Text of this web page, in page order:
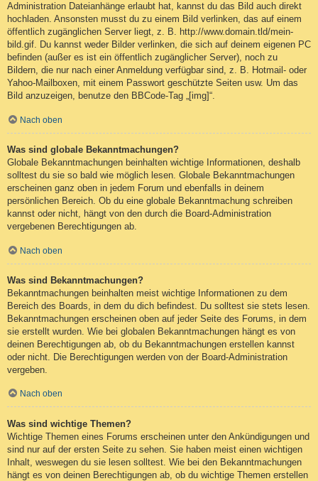
Administration Dateianhänge erlaubt hat, kannst du das Bild auch direkt
hochladen. Ansonsten musst du zu einem Bild verlinken, das auf einem
öffentlich zugänglichen Server liegt, z. B. http://www.domain.tld/mein-
bild.gif. Du kannst weder Bilder verlinken, die sich auf deinem eigenen PC
befinden (außer es ist ein öffentlich zugänglicher Server), noch zu
Bildern, die nur nach einer Anmeldung verfügbar sind, z. B. Hotmail- oder
Yahoo-Mailboxen, mit einem Passwort geschützte Seiten usw. Um das
Bild anzuzeigen, benutze den BBCode-Tag „[img]“.
Nach oben
Was sind globale Bekanntmachungen?
Globale Bekanntmachungen beinhalten wichtige Informationen, deshalb
solltest du sie so bald wie möglich lesen. Globale Bekanntmachungen
erscheinen ganz oben in jedem Forum und ebenfalls in deinem
persönlichen Bereich. Ob du eine globale Bekanntmachung schreiben
kannst oder nicht, hängt von den durch die Board-Administration
vergebenen Berechtigungen ab.
Nach oben
Was sind Bekanntmachungen?
Bekanntmachungen beinhalten meist wichtige Informationen zu dem
Bereich des Boards, in dem du dich befindest. Du solltest sie stets lesen.
Bekanntmachungen erscheinen oben auf jeder Seite des Forums, in dem
sie erstellt wurden. Wie bei globalen Bekanntmachungen hängt es von
deinen Berechtigungen ab, ob du Bekanntmachungen erstellen kannst
oder nicht. Die Berechtigungen werden von der Board-Administration
vergeben.
Nach oben
Was sind wichtige Themen?
Wichtige Themen eines Forums erscheinen unter den Ankündigungen und
sind nur auf der ersten Seite zu sehen. Sie haben meist einen wichtigen
Inhalt, weswegen du sie lesen solltest. Wie bei den Bekanntmachungen
hängt es von deinen Berechtigungen ab, ob du wichtige Themen erstellen